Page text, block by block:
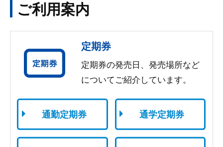
ご利用案内
定期券
定期券の発売日、発売場所など
についてご紹介しています。
通勤定期券 通学定期券